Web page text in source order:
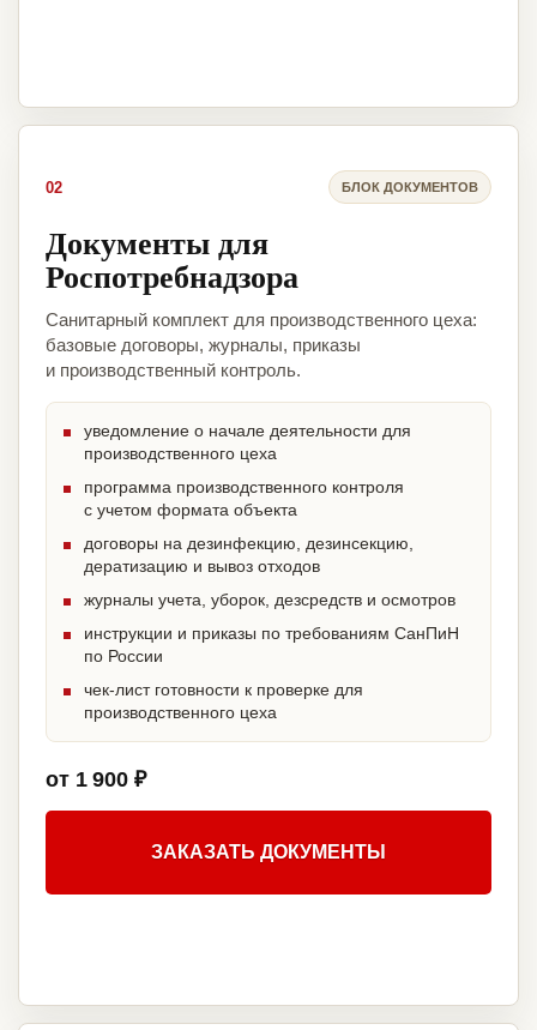
02 БЛОК ДОКУМЕНТОВ
Документы для
Роспотребнадзора
Санитарный комплект для производственного цеха:
базовые договоры, журналы, приказы
и производственный контроль.
уведомление о начале деятельности для
производственного цеха
программа производственного контроля
с учетом формата объекта
договоры на дезинфекцию, дезинсекцию,
дератизацию и вывоз отходов
журналы учета, уборок, дезсредств и осмотров
инструкции и приказы по требованиям СанПиН
по России
чек-лист готовности к проверке для
производственного цеха
от 1 900 ₽
ЗАКАЗАТЬ ДОКУМЕНТЫ